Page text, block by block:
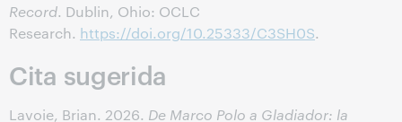
Record. Dublin, Ohio: OCLC
Research. https://doi.org/10.25333/C3SH0S.
Cita sugerida
Lavoie, Brian. 2026. De Marco Polo a Gladiador: la